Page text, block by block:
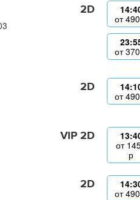
2D
от490
от370
2D
от490
VIP 2D
от
р
2D
от490